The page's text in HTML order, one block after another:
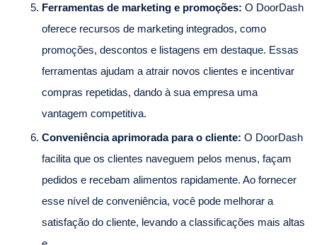
Ferramentas de marketing e promoções:O DoorDash
oferece recursos de marketing integrados, como
promoções, descontos e listagens em destaque. Essas
ferramentas ajudam a atrair novos clientes e incentivar
compras repetidas, dando à sua empresa uma
vantagem competitiva.
Conveniência aprimorada para o cliente:O DoorDash
facilita que os clientes naveguem pelos menus, façam
pedidos e recebam alimentos rapidamente. Ao fornecer
esse nível de conveniência, você pode melhorar a
satisfação do cliente, levando a classificações mais altas